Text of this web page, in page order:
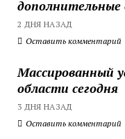
дополнительные
2 ДНЯ НАЗАД
Оставить комментарий
Массированный
области сегодня
3 ДНЯ НАЗАД
Оставить комментарий